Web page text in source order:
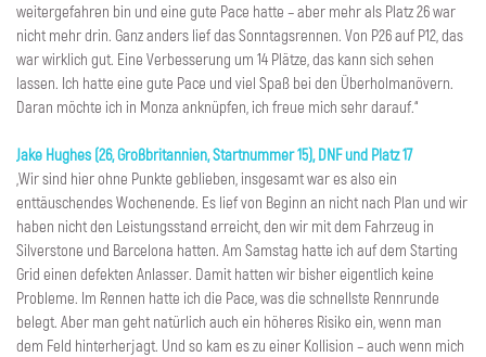
weitergefahren bin und eine gute Pace hatte – aber mehr als Platz 26 war
nicht mehr drin. Ganz anders lief das Sonntagsrennen. Von P26 auf P12, das
war wirklich gut. Eine Verbesserung um 14 Plätze, das kann sich sehen
lassen. Ich hatte eine gute Pace und viel Spaß bei den Überholmanövern.
Daran möchte ich in Monza anknüpfen, ich freue mich sehr darauf.“
Jake Hughes (26, Großbritannien, Startnummer 15), DNF und Platz 17
„Wir sind hier ohne Punkte geblieben, insgesamt war es also ein
enttäuschendes Wochenende. Es lief von Beginn an nicht nach Plan und wir
haben nicht den Leistungsstand erreicht, den wir mit dem Fahrzeug in
Silverstone und Barcelona hatten. Am Samstag hatte ich auf dem Starting
Grid einen defekten Anlasser. Damit hatten wir bisher eigentlich keine
Probleme. Im Rennen hatte ich die Pace, was die schnellste Rennrunde
belegt. Aber man geht natürlich auch ein höheres Risiko ein, wenn man
dem Feld hinterherjagt. Und so kam es zu einer Kollision – auch wenn mich